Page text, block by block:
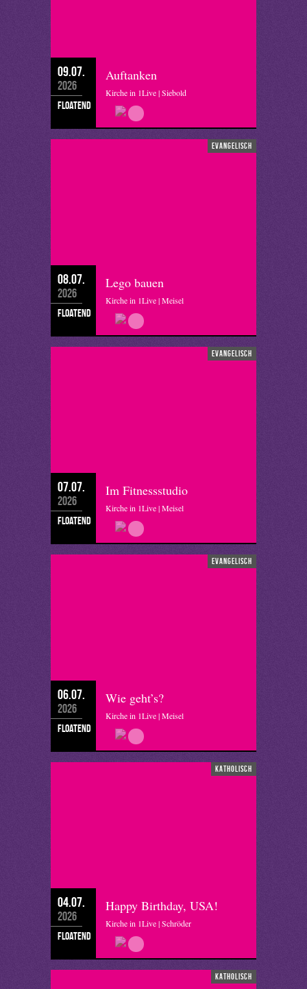
09.07.
2026
floatend
Auftanken
Kirche in 1Live | Siebold
evangelisch
08.07.
2026
floatend
Lego bauen
Kirche in 1Live | Meisel
evangelisch
07.07.
2026
floatend
Im Fitnessstudio
Kirche in 1Live | Meisel
evangelisch
06.07.
2026
floatend
Wie geht’s?
Kirche in 1Live | Meisel
katholisch
04.07.
2026
floatend
Happy Birthday, USA!
Kirche in 1Live | Schröder
katholisch